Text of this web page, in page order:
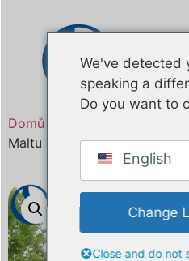
Domů
/ 14,7 ft
Maltu a Evropu |
We've detected
speaking a
Do you want to
English
Change
Close and do not